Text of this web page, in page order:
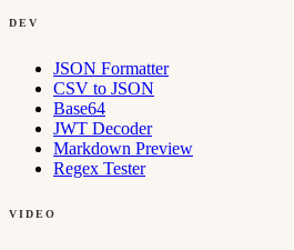
DEV
JSON Formatter
CSV to JSON
Base64
JWT Decoder
Markdown Preview
Regex Tester
VIDEO